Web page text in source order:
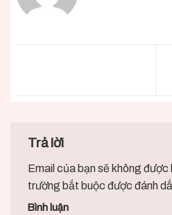
Trả lời
Email của bạn sẽ không được
trường bắt buộc được đánh
Bình luận